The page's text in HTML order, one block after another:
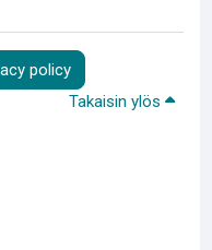
policy
Takaisin ylös